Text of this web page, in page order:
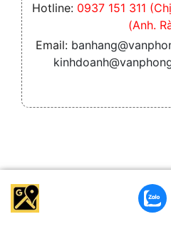
TIN TỨC
TOP
Hotline: 0937 151 311
(Anh.
Email: